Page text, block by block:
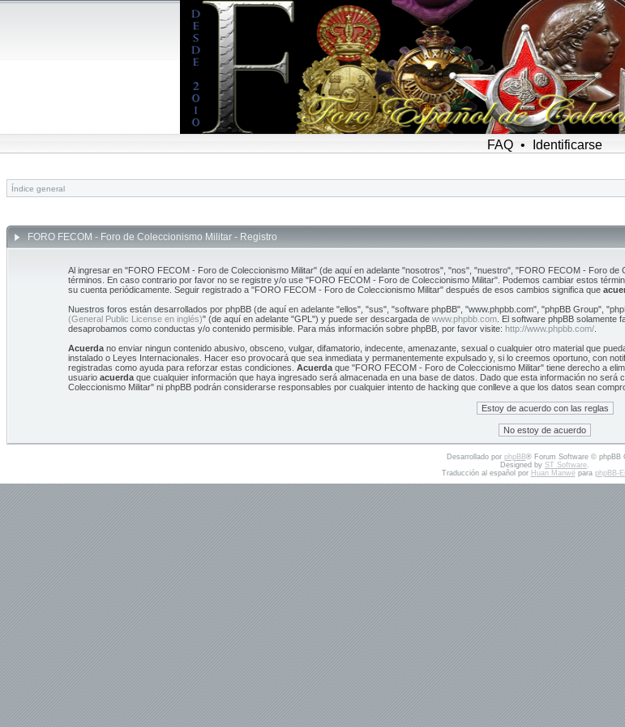
FAQ • Identificarse
Índice general
FORO FECOM - Foro de Coleccionismo Militar - Registro
Al ingresar en "FORO FECOM - Foro de Coleccionismo Militar" (de aquí en adelante "nosotros", "nos", "nuestro", "FORO FECOM - Foro de
términos. En caso contrario por favor no se registre y/o use "FORO FECOM - Foro de Coleccionismo Militar". Podemos cambiar estos
su cuenta periódicamente. Seguir registrado a "FORO FECOM - Foro de Coleccionismo Militar" después de esos cambios significa que
Nuestros foros están desarrollados por phpBB (de aquí en adelante "ellos", "sus", "software phpBB", "www.phpbb.com", "phpBB Group",
(General Public License en inglés)" (de aquí en adelante "GPL") y puede ser descargada de www.phpbb.com . El software phpBB
desaprobamos como conductas y/o contenido permisible. Para más información sobre phpBB, por favor visite: http://www.phpbb.com/
Acuerda no enviar ningun contenido abusivo, obsceno, vulgar, difamatorio, indecente, amenazante, sexual o cualquier otro material que
instalado o Leyes Internacionales. Hacer eso provocará que sea inmediata y permanentemente expulsado y, si lo creemos oportuno, con
registradas como ayuda para reforzar estas condiciones. Acuerda que "FORO FECOM - Foro de Coleccionismo Militar" tiene derecho a
usuario acuerda que cualquier información que haya ingresado será almacenada en una base de datos. Dado que esta información no
Coleccionismo Militar" ni phpBB podrán considerarse responsables por cualquier intento de hacking que conlleve a que los datos sean
Desarrollado por phpBB® Forum Software © phpBB
Designed by ST Software.
Traducción al español por Huan Manwëpara phpBB-